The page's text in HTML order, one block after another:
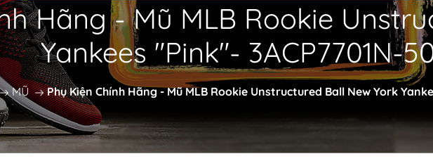
Hãng - Mũ MLB Rookie
Yankees "Pink"- 3ACP7701N-
MŨ Phụ Kiện Chính Hãng - Mũ MLB Rookie Unstructured Ball New York